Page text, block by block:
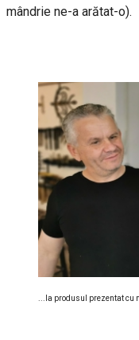
mândrie ne-a arătat-o).
...la produsul prezentat cu